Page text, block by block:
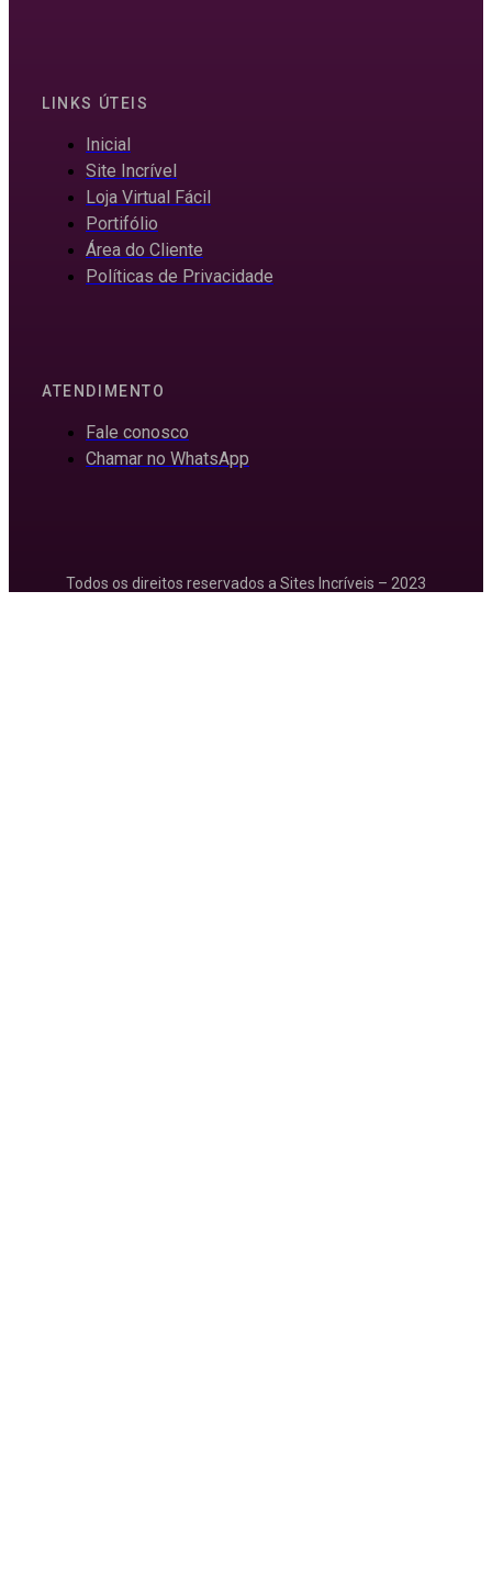
LINKS ÚTEIS
Inicial
Site Incrível
Loja Virtual Fácil
Portifólio
Área do Cliente
Políticas de Privacidade
ATENDIMENTO
Fale conosco
Chamar no WhatsApp
Todos os direitos reservados a Sites Incríveis – 2023